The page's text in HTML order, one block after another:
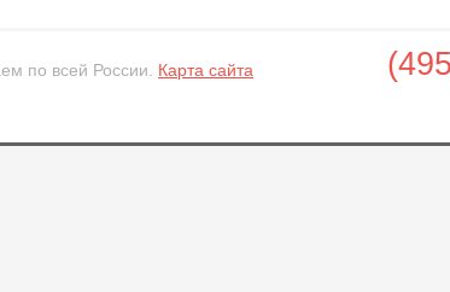
по всей России. Карта сайта